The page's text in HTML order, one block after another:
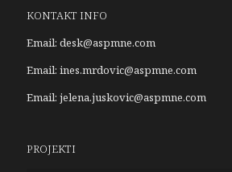
KONTAKT INFO
Email: desk@aspmne.com
Email: ines.mrdovic@aspmne.com
Email: jelena.juskovic@aspmne.com
PROJEKTI